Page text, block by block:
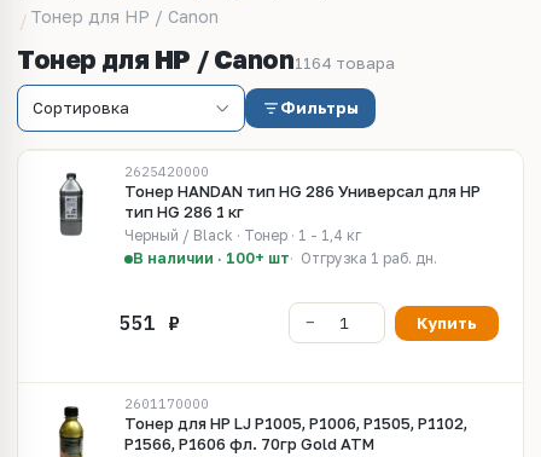
Тонер для HP / Canon
Тонер для HP / Canon1164 товара
Фильтры
2625420000
Тонер HANDAN тип HG 286 Универсал для HP
тип HG 286 1 кг
Черный / Black · Тонер · 1 - 1,4 кг
В наличии · 100+ шт
Отгрузка 1 раб. дн.
Купить
2601170000
Тонер для HP LJ P1005, P1006, P1505, P1102,
P1566, P1606 фл. 70гр Gold ATM